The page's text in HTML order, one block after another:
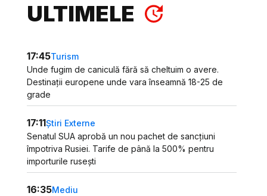
ULTIMELE
17:45Turism
Unde fugim de caniculă fără să cheltuim o avere.
Destinații europene unde vara înseamnă 18-25 de
grade
17:11Știri Externe
Senatul SUA aprobă un nou pachet de sancțiuni
împotriva Rusiei. Tarife de până la 500% pentru
importurile rusești
16:35Mediu